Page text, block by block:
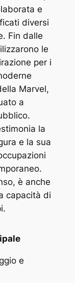
e
diversi
Fin dalle
le
per i
Marvel,
a
la
e la sua
è anche
capacità di
e